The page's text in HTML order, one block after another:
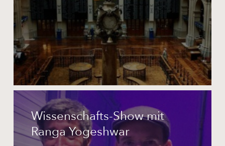
Madrid
Wissenschafts-
Show
Ranga
Wissenschafts-Show mit
Ranga Yogeshwar